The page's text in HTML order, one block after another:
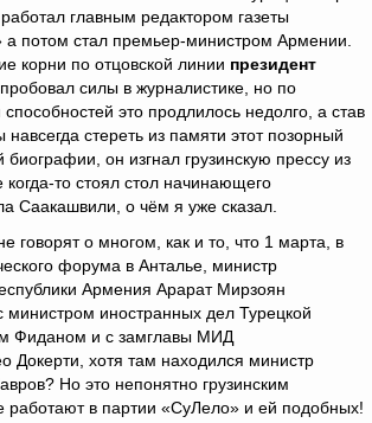
главным редактором газеты
а потом стал премьер-министром Армении.
корни по отцовской линии президент
силы в журналистике, но по
способностей это продлилось недолго, а став
стереть из памяти этот позорный
биографии, он изгнал грузинскую прессу из
то стоял стол начинающего
Саакашвили, о чём я уже сказал.
говорят о многом, как и то, что 1 марта, в
форума в Анталье, министр
Армения Арарат Мирзоян
министром иностранных дел Турецкой
Фиданом и с замглавы МИД
Докерти, хотя там находился министр
Но это непонятно грузинским
работают в партии «СуЛело» и ей подобных!